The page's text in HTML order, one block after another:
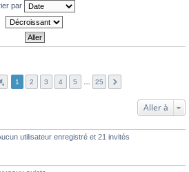
par
1 2 3 4 5 25
Aller à
utilisateur enregistré et 21 invités